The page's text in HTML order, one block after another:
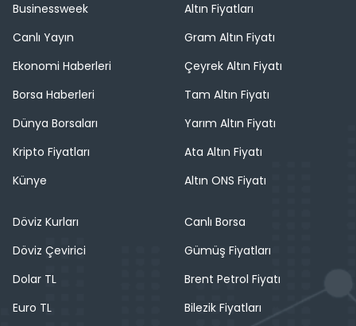
Businessweek
Canlı Yayın
Ekonomi Haberleri
Borsa Haberleri
Dünya Borsaları
Kripto Fiyatları
Künye
Altın Fiyatları
Gram Altın Fiyatı
Çeyrek Altın Fiyatı
Tam Altın Fiyatı
Yarım Altın Fiyatı
Ata Altın Fiyatı
Altın ONS Fiyatı
Döviz Kurları
Döviz Çevirici
Dolar TL
Euro TL
Canlı Borsa
Gümüş Fiyatları
Brent Petrol Fiyatı
Bilezik Fiyatları